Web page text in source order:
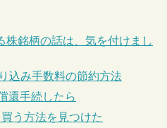
株銘柄の話は、気を付けまし
込み手数料の節約方法
還手続したら
う方法を見つけた